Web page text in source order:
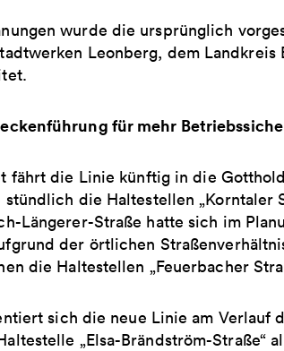
wurde die ursprünglich
Leonberg, dem
für mehr
fährt die Linie künftig in die
die Haltestellen „Korntaler
Längerer-Straße hatte sich im
der örtlichen
die Haltestellen „Feuerbacher
sich die neue Linie am Verlauf
„Elsa-Brändström-